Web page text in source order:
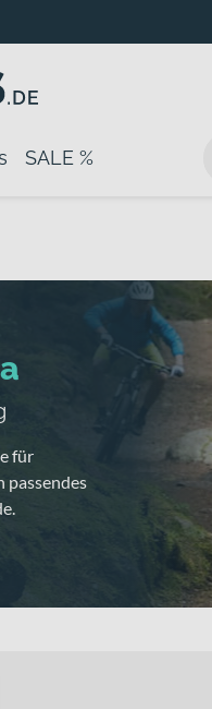
SALE %
für
passendes